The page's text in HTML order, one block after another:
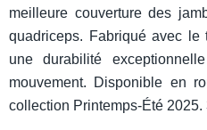
meilleure couverture des
quadriceps. Fabriqué avec
une durabilité
mouvement. Disponible en
collection Printemps-Été 2025.